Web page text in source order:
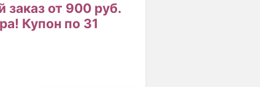
заказ от 900 руб.
Купон по 31